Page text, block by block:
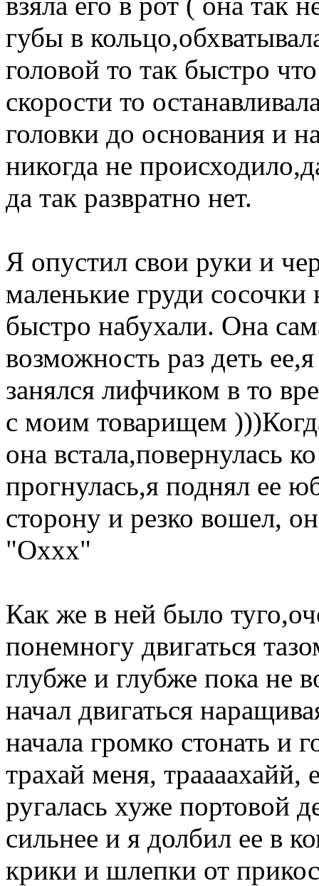
губы в
головой то так быстро
скорости то
головки до основания и
никогда не
да так развратно нет.
Я опустил свои руки и
маленькие груди
быстро набухали. Она
возможность раз деть
занялся лифчиком в то
с моим товарищем
она встала,повернулась
прогнулась,я поднял ее
сторону и резко вошел,
"Оххх"
Как же в ней было
понемногу двигаться
глубже и глубже пока не
начал двигаться
начала громко стонать и
трахай меня, траааахайй,
ругалась хуже портовой
сильнее и я долбил ее в
крики и шлепки от